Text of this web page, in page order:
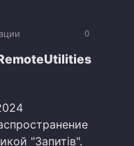
0
"Запитів".